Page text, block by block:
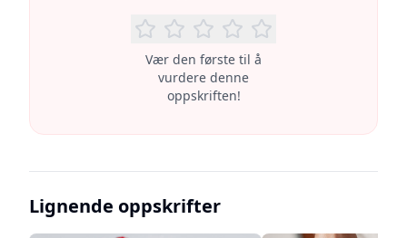
Vær den første til å
vurdere denne
oppskriften!
Lignende oppskrifter